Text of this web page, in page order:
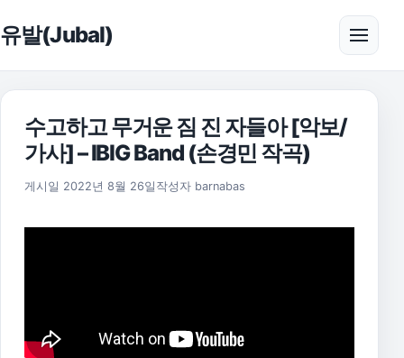
유발(Jubal) 메뉴
수고하고 무거운 짐 진 자들아 [악보/
가사] – IBIG Band (손경민 작곡)
게시일 2022년 8월 26일 2025년 11월 18일
작성자 barnabas